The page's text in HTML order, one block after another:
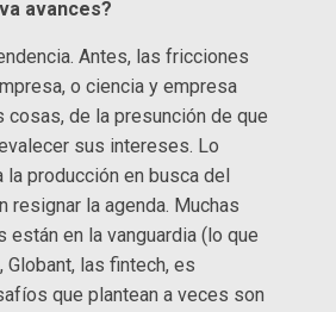
avances?
Antes, las fricciones
o ciencia y empresa
cosas, de la presunción de que
sus intereses. Lo
producción en busca del
resignar la agenda. Muchas
están en la vanguardia (lo que
Globant, las fintech, es
que plantean a veces son